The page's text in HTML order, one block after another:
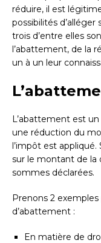
réduire, il est
possibilités d’alléger
trois d’entre elles
l’abattement, de la
un à un leur
L’abattement est
une réduction du
l’impôt est
sur le montant de la
sommes déclarées.
Prenons 2
d’abattement :
En matière de